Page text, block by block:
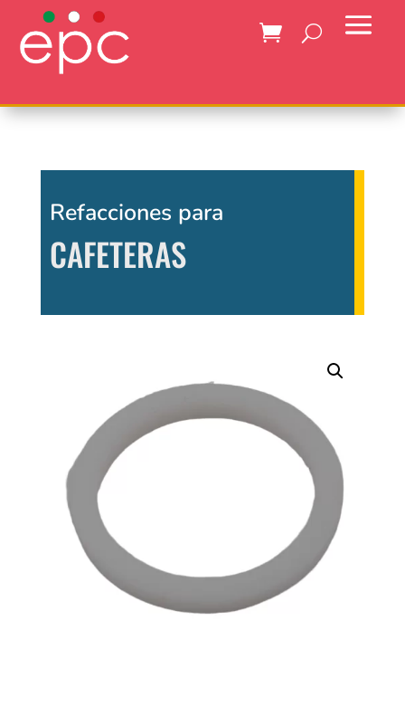
Refacciones para
CAFETERAS